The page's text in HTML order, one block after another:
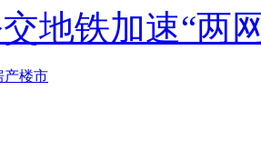
地铁加速“两
产楼市